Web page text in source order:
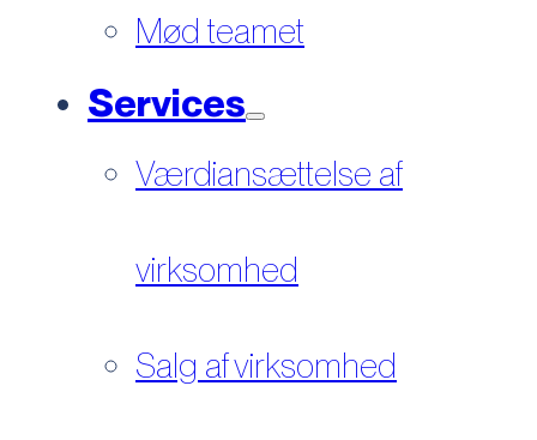
Mød teamet
Services
Værdiansættelse af
virksomhed
Salg af virksomhed